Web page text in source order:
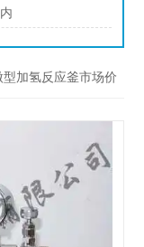
型加氢反应釜市场价